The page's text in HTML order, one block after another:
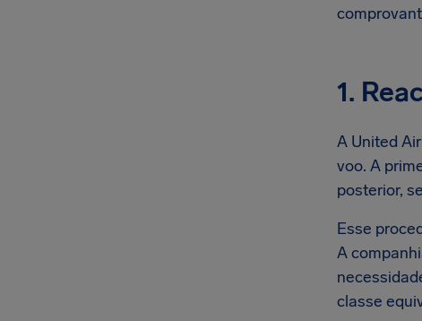
1.
A United
voo. A
posterior,
Esse
A
classe